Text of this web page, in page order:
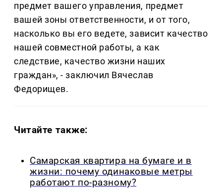
предмет вашего управления, предмет
вашей зоны ответственности, и от того,
насколько вы его ведете, зависит качество
нашей совместной работы, а как
следствие, качество жизни наших
граждан», - заключил Вячеслав
Федорищев.
Читайте также:
Самарская квартира на бумаге и в
жизни: почему одинаковые метры
работают по-разному?